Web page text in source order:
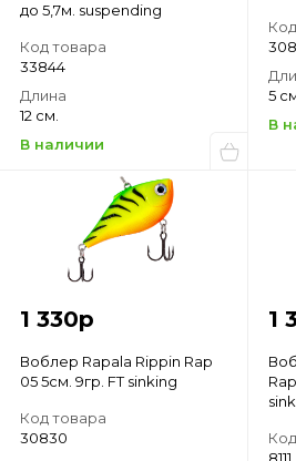
до 5,7м. suspending
Код товара
33844
Длина
12 см.
В наличии
5
В
1 330р
Воблер Rapala Rippin Rap
05 5см. 9гр. FT sinking
Код товара
30830
1